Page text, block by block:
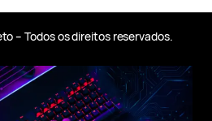
– Todos os direitos reservados.